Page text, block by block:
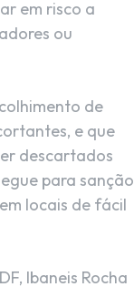
em risco a
ou
de
e que
descartados
para sanção
locais de fácil
Ibaneis Rocha